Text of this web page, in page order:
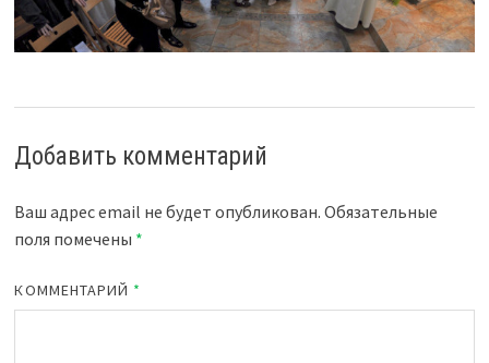
Добавить комментарий
Ваш адрес email не будет опубликован. Обязательные
поля помечены *
КОММЕНТАРИЙ *